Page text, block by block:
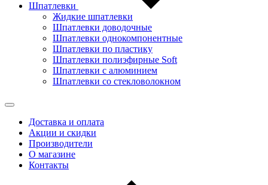
Шпатлевки
Жидкие шпатлевки
Шпатлевки доводочные
Шпатлевки однокомпонентные
Шпатлевки по пластику
Шпатлевки полиэфирные Soft
Шпатлевки с алюминием
Шпатлевки со стекловолокном
Доставка и оплата
Акции и скидки
Производители
О магазине
Контакты